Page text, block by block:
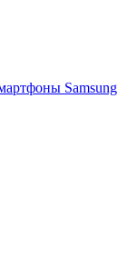
Samsung